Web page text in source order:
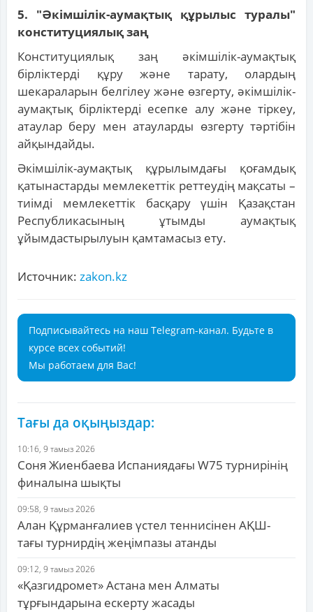
5. "Әкімшілік-аумақтық құрылыс туралы"
конституциялық заң
Конституциялық заң әкімшілік-аумақтық
бірліктерді құру және тарату, олардың
шекараларын белгілеу және өзгерту, әкімшілік-
аумақтық бірліктерді есепке алу және тіркеу,
атаулар беру мен атауларды өзгерту тәртібін
айқындайды.
Әкімшілік-аумақтық құрылымдағы қоғамдық
қатынастарды мемлекеттік реттеудің мақсаты –
тиімді мемлекеттік басқару үшін Қазақстан
Республикасының ұтымды аумақтық
ұйымдастырылуын қамтамасыз ету.
Источник: zakon.kz
Подписывайтесь на наш Telegram-канал. Будьте в
курсе всех событий!
Мы работаем для Вас!
Тағы да оқыңыздар:
10:16, 9 тамыз 2026
Соня Жиенбаева Испаниядағы W75 турнирінің
финалына шықты
09:58, 9 тамыз 2026
Алан Құрманғалиев үстел теннисінен АҚШ-
тағы турнирдің жеңімпазы атанды
09:12, 9 тамыз 2026
«Қазгидромет» Астана мен Алматы
тұрғындарына ескерту жасады